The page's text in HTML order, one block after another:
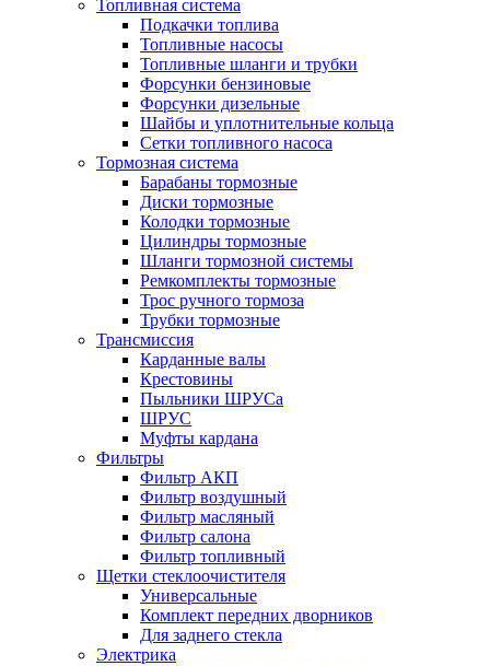
Топливная система
Подкачки топлива
Топливные насосы
Топливные шланги и трубки
Форсунки бензиновые
Форсунки дизельные
Шайбы и уплотнительные кольца
Сетки топливного насоса
Тормозная система
Барабаны тормозные
Диски тормозные
Колодки тормозные
Цилиндры тормозные
Шланги тормозной системы
Ремкомплекты тормозные
Трос ручного тормоза
Трубки тормозные
Трансмиссия
Карданные валы
Крестовины
Пыльники ШРУСа
ШРУС
Муфты кардана
Фильтры
Фильтр АКП
Фильтр воздушный
Фильтр масляный
Фильтр салона
Фильтр топливный
Щетки стеклоочистителя
Универсальные
Комплект передних дворников
Для заднего стекла
Электрика